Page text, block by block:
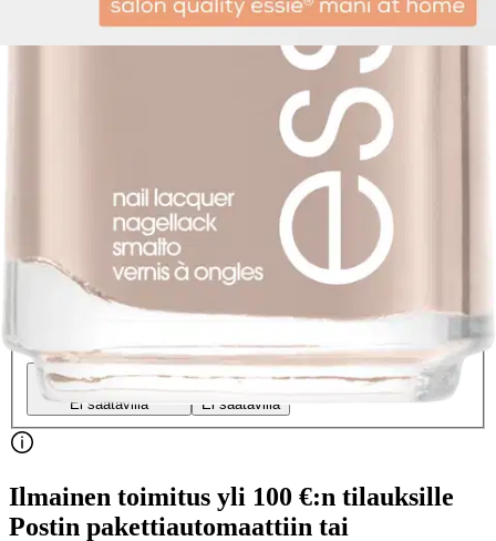
essie 121 Topless & Barefoot -
Alennettu hinta 11,01 €
Normaalihinta:12,95 €-14%
Verkkokaupan hinta
Hinta ja saatavuus voivat vaihdella myymälöittäin
Valitse toimitustapa
Nouto myymälästä
Ei saatavilla
Ei saatavilla
Ilmainen toimitus yli 100 €:n tilauksille
Postin pakettiautomaattiin tai